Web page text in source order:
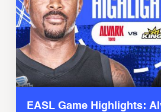
EASL Game Highlights: